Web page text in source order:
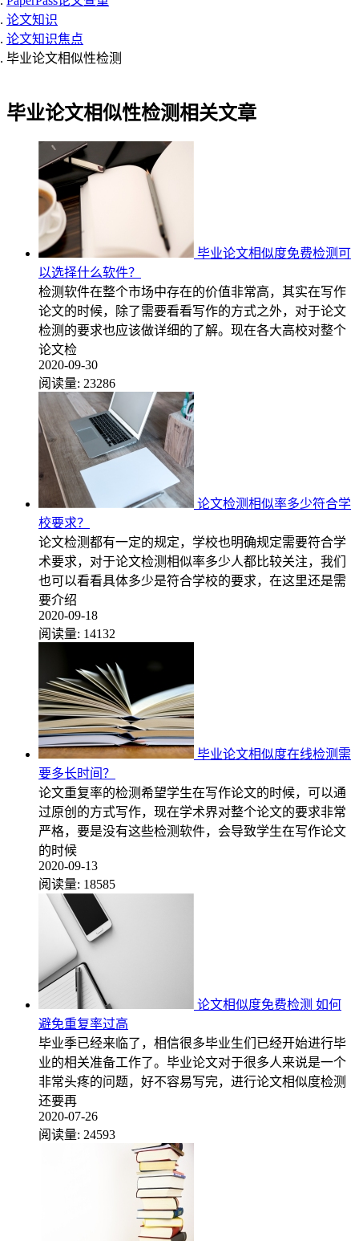
论文知识
论文知识焦点
毕业论文相似性检测
毕业论文相似性检测相关文章
毕业论文相似度免费检测可
以选择什么软件？
检测软件在整个市场中存在的价值非常高，其实在写作
论文的时候，除了需要看看写作的方式之外，对于论文
检测的要求也应该做详细的了解。现在各大高校对整个
论文检
2020-09-30
阅读量: 23286
论文检测相似率多少符合学
校要求？
论文检测都有一定的规定，学校也明确规定需要符合学
术要求，对于论文检测相似率多少人都比较关注，我们
也可以看看具体多少是符合学校的要求，在这里还是需
要介绍
2020-09-18
阅读量: 14132
毕业论文相似度在线检测需
要多长时间？
论文重复率的检测希望学生在写作论文的时候，可以通
过原创的方式写作，现在学术界对整个论文的要求非常
严格，要是没有这些检测软件，会导致学生在写作论文
的时候
2020-09-13
阅读量: 18585
论文相似度免费检测 如何
避免重复率过高
毕业季已经来临了，相信很多毕业生们已经开始进行毕
业的相关准备工作了。毕业论文对于很多人来说是一个
非常头疼的问题，好不容易写完，进行论文相似度检测
还要再
2020-07-26
阅读量: 24593